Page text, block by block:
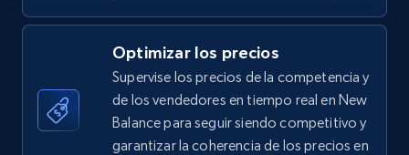
5.4K+ 668+ Comenzar ahora
TikTok Shop - category
URL, Title, Available, Description, Currency, Initial
Optimizar los precios
Supervise los precios de la competencia y
de los vendedores en tiempo real en New
Balance para seguir siendo competitivo y
garantizar la coherencia de los precios en